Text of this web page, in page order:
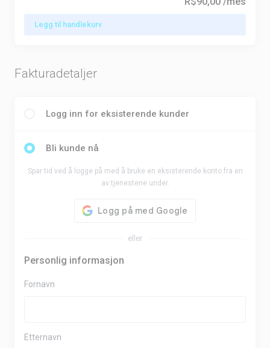
Legg til handlekurv
Fakturadetaljer
Logg inn for eksisterende kunder
Bli kunde nå
Spar tid ved å logge på med å bruke en eksisterende konto fra en
av tjenestene under.
eller
Personlig informasjon
Fornavn
Etternavn